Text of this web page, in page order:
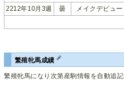
2212年10月3週 曇 メイクデビュー
繁殖牝馬成績
繁殖牝馬になり次第産駒情報を自動追記